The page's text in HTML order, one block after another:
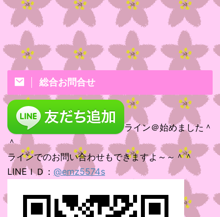
総合お問合せ
ライン＠始めました＾
＾
ラインでのお問い合わせもできますよ～～＾＾
LINEＩＤ： @emz5574s